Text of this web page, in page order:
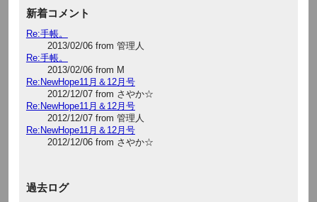
新着コメント
Re:手帳。
2013/02/06 from 管理人
Re:手帳。
2013/02/06 from M
Re:NewHope11月＆12月号
2012/12/07 from さやか☆
Re:NewHope11月＆12月号
2012/12/07 from 管理人
Re:NewHope11月＆12月号
2012/12/06 from さやか☆
過去ログ